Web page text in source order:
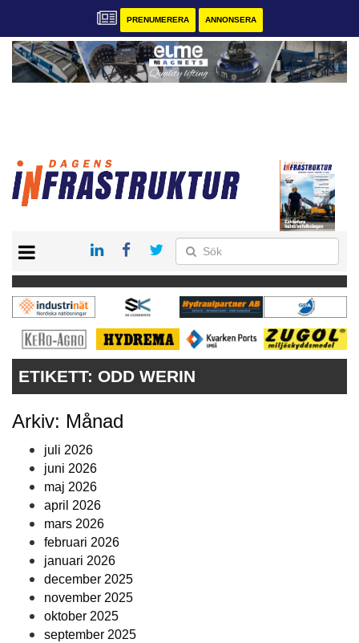
PRENUMERERA ANNONSERA
KONTAKT
VÅRA ANDRA MAGASIN
PRENUMERERA
ANNONSERA
ETIKETT: ODD WERIN
Arkiv: Månad
juli 2026
juni 2026
maj 2026
april 2026
mars 2026
februari 2026
januari 2026
december 2025
november 2025
oktober 2025
september 2025